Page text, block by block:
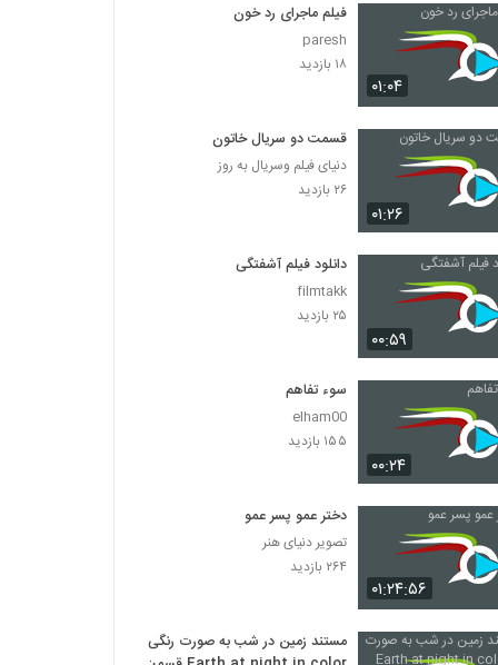
۰۱:۰۴
فیلم ماجرای رد خون
paresh
۱۸ بازدید
۰۱:۲۶
قسمت دو سریال خاتون
دنیای فیلم وسریال به روز
۲۶ بازدید
۰۰:۵۹
دانلود فیلم آشفتگی
filmtakk
۲۵ بازدید
۰۰:۲۴
سوء تفاهم
elham00
۱۵۵ بازدید
۰۱:۲۴:۵۶
دختر عمو پسر عمو
تصویر دنیای هنر
۲۶۴ بازدید
مستند زمین در شب به صورت رنگی